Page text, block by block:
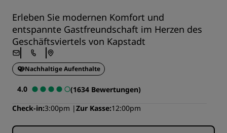
Erleben Sie modernen Komfort und
entspannte Gastfreundschaft im Herzen des
Geschäftsviertels von Kapstadt
Nachhaltige Aufenthalte
4.0
(1634 Bewertungen)
Check-in 3:00pm Zur Kasse 12:00pm